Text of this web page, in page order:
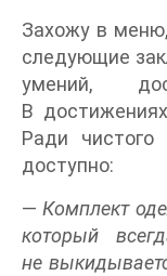
Захожу в
следующие
умений,
В
Ради чистого
доступно:
—Комплект
который
не